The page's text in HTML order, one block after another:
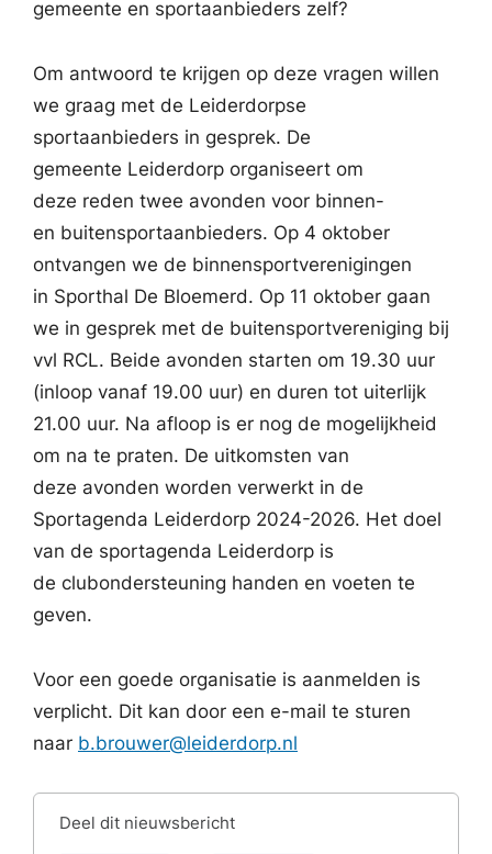
gemeente en sportaanbieders zelf?
Om antwoord te krijgen op deze vragen willen
we graag met de Leiderdorpse
sportaanbieders in gesprek. De
gemeente Leiderdorp organiseert om
deze reden twee avonden voor binnen-
en buitensportaanbieders. Op 4 oktober
ontvangen we de binnensportverenigingen
in Sporthal De Bloemerd. Op 11 oktober gaan
we in gesprek met de buitensportvereniging bij
vvl RCL. Beide avonden starten om 19.30 uur
(inloop vanaf 19.00 uur) en duren tot uiterlijk
21.00 uur. Na afloop is er nog de mogelijkheid
om na te praten. De uitkomsten van
deze avonden worden verwerkt in de
Sportagenda Leiderdorp 2024-2026. Het doel
van de sportagenda Leiderdorp is
de clubondersteuning handen en voeten te
geven.
Voor een goede organisatie is aanmelden is
verplicht. Dit kan door een e-mail te sturen
naar b.brouwer@leiderdorp.nl
Deel dit nieuwsbericht